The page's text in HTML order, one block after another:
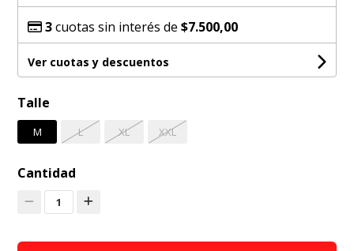
3cuotas sin interés de$7.500,00
Ver cuotas y descuentos
Talle
M L XL XXL
Cantidad
1